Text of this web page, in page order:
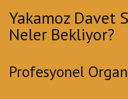
Yakamoz Davet
Neler Bekliyor?
Profesyonel